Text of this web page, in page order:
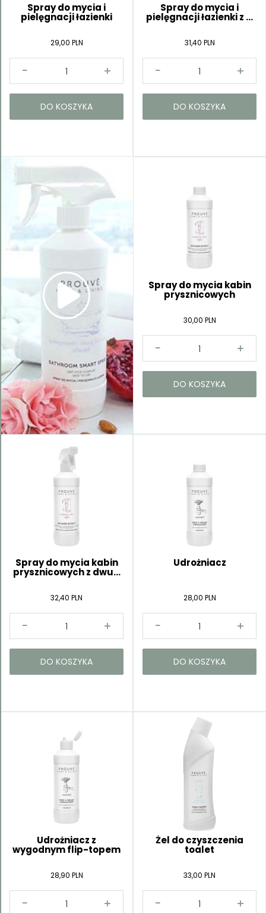
Spray do mycia i
pielęgnacji łazienki
29,00 PLN
DO KOSZYKA
Spray do mycia i
pielęgnacji łazienki z ...
31,40 PLN
DO KOSZYKA
Spray do mycia kabin
prysznicowych
30,00 PLN
DO KOSZYKA
Spray do mycia kabin
prysznicowych z dwu...
32,40 PLN
DO KOSZYKA
Udrożniacz
28,00 PLN
DO KOSZYKA
Udrożniacz z
wygodnym flip-topem
28,90 PLN
Żel do czyszczenia
toalet
33,00 PLN